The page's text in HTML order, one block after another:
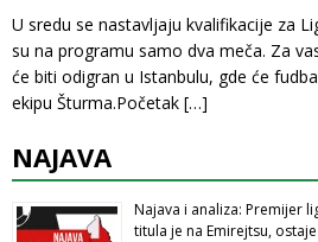
U sredu se nastavljaju kvalifikacije za
su na programu samo dva meča. Za
će biti odigran u Istanbulu, gde će
ekipu Šturma.Početak […]
NAJAVA
Najava i analiza: Premijer
titula je na Emirejtsu,